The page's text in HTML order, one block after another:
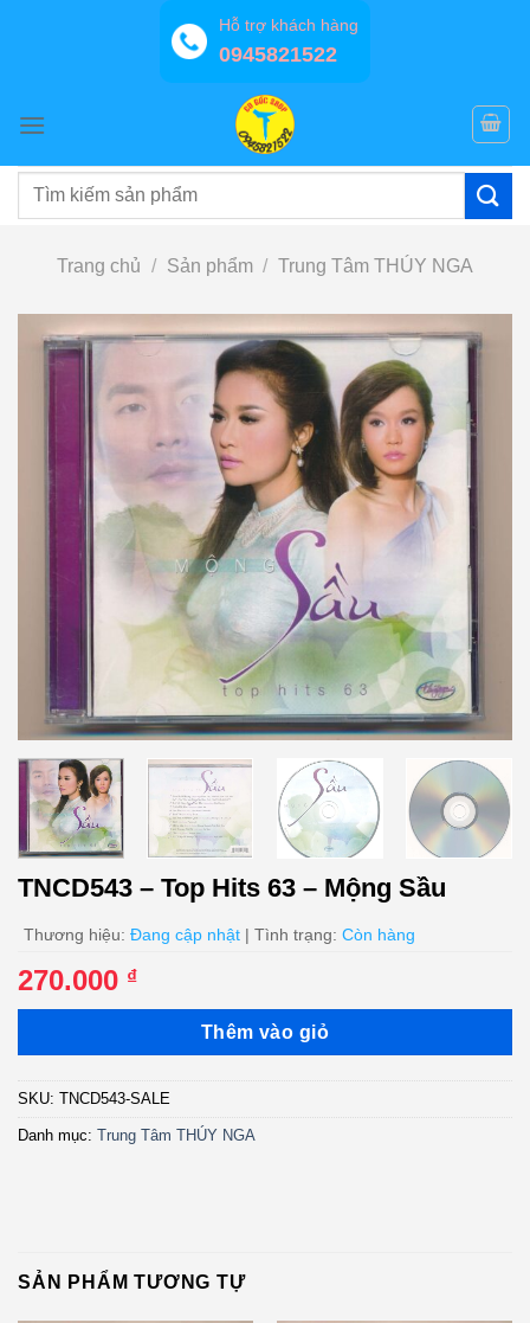
Hỗ trợ khách hàng
0945821522
Tìm
Trang chủ / Sản phẩm / Trung Tâm THÚY NGA
TNCD543 – Top Hits 63 – Mộng Sầu
Thương hiệu: Đang cập nhật | Tình trạng: Còn hàng
270.000 ₫
Thêm vào giỏ
SKU: TNCD543-SALE
Danh mục: Trung Tâm THÚY NGA
SẢN PHẨM TƯƠNG TỰ